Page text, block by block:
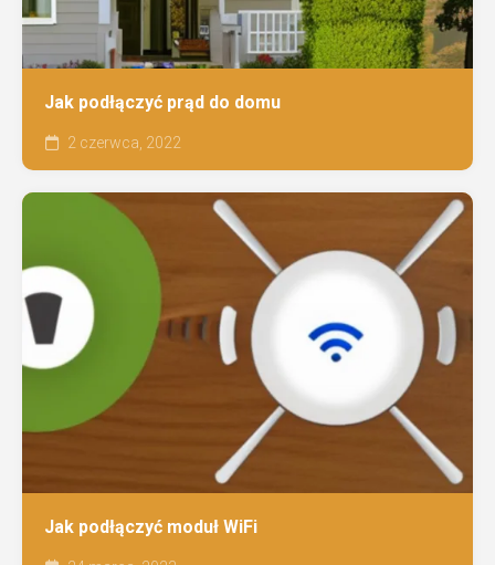
Jak podłączyć prąd do domu
2 czerwca, 2022
Jak podłączyć moduł WiFi